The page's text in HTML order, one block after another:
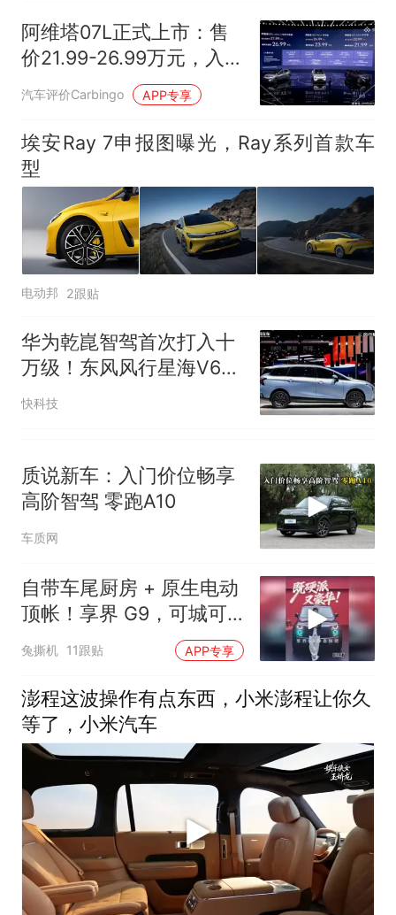
核查
搜，网友：天塌了！
热 那个在床头放菜刀的女孩，
因老师一句“跟我回家”改写了
人生
阿维塔07L正式上市：售
价21.99-26.99万元，入
门即满配
汽车评价Carbingo APP专享
埃安Ray 7申报图曝光，Ray系列首款车
型
电动邦 2跟贴
华为乾崑智驾首次打入十
万级！东风风行星海V6乾
崑版预售：10.49万起
快科技
质说新车：入门价位畅享
高阶智驾 零跑A10
车质网
自带车尾厨房 + 原生电动
顶帐！享界 G9，可城可
野鸿蒙硬派 SUV
兔撕机 11跟贴 APP专享
澎程这波操作有点东西，小米澎程让你久
等了，小米汽车